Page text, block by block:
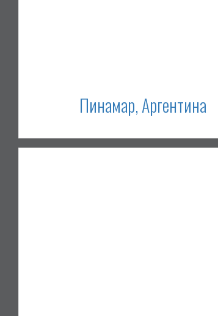
Пинамар, Аргентина